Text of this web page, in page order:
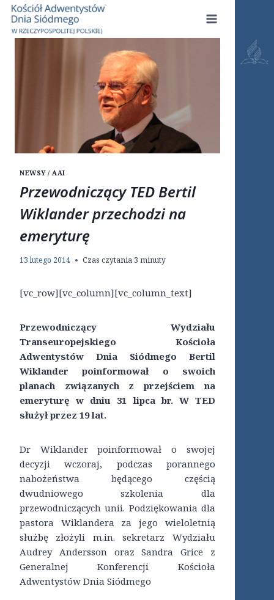
Przejdź
treści
NEWSY / AAI
Przewodniczący TED Bertil
Wiklander przechodzi na
emeryturę
13 lutego 2014 Czas czytania 3 minuty
[vc_row][vc_column][vc_column_text]
Przewodniczący Wydziału
Transeuropejskiego Kościoła
Adwentystów Dnia Siódmego Bertil
Wiklander poinformował o swoich
planach związanych z przejściem na
emeryturę w dniu 31 lipca br. W TED
służył przez 19 lat.
Dr Wiklander poinformował o swojej
decyzji wczoraj, podczas porannego
nabożeństwa będącego częścią
dwudniowego szkolenia dla
przewodniczących unii. Podziękowania dla
pastora Wiklandera za jego wieloletnią
służbę złożyli m.in. sekretarz Wydziału
Audrey Andersson oraz Sandra Grice z
Generalnej Konferencji Kościoła
Adwentystów Dnia Siódmego